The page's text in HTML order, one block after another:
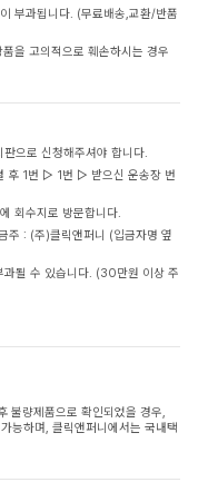
부과됩니다. (무료배송,교환/반품
을 고의적으로 훼손하시는 경우
으로 신청해주셔야 합니다.
후 1번 ▷ 1번 ▷ 받으신 운송장 번
회수지로 방문합니다.
: (주)클릭앤퍼니 (입금자명 옆
과될 수 있습니다. (30만원 이상 주
불량제품으로 확인되었을 경우,
능하며, 클릭앤퍼니에서는 국내택